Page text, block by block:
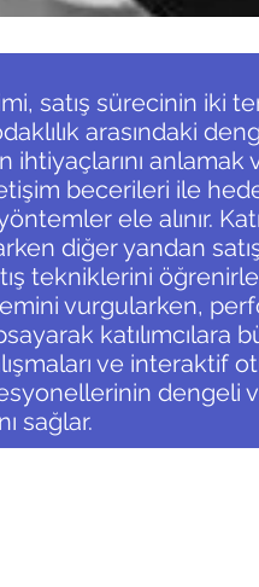
satış sürecinin iki
arasındaki
ihtiyaçlarını
becerileri ile
ele alınır.
diğer yandan
tekniklerini
vurgularken,
katılımcılara
ve interaktif
dengeli
sağlar.